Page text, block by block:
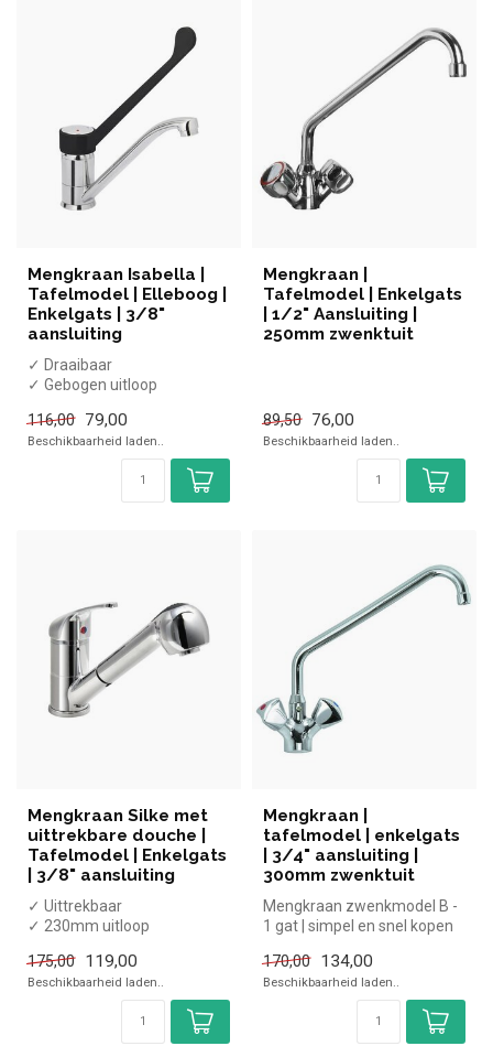
Mengkraan Isabella |
Tafelmodel | Elleboog |
Enkelgats | 3/8"
aansluiting
✓ Draaibaar
✓ Gebogen uitloop
✓ Chroom
✓ 3/8" aansluiting
116,00 79,00
Beschikbaarheid laden..
Mengkraan |
Tafelmodel | Enkelgats
| 1/2" Aansluiting |
250mm zwenktuit
89,50 76,00
Beschikbaarheid laden..
Mengkraan Silke met
uittrekbare douche |
Tafelmodel | Enkelgats
| 3/8" aansluiting
✓ Uittrekbaar
✓ 230mm uitloop
✓ 3/8" aansluiting
175,00 119,00
Beschikbaarheid laden..
Mengkraan |
tafelmodel | enkelgats
| 3/4" aansluiting |
300mm zwenktuit
Mengkraan zwenkmodel B -
1 gat | simpel en snel kopen
170,00
134,00
Beschikbaarheid laden..